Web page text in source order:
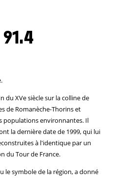
du XVe siècle sur la colline de
de Romanèche-Thorins et
populations environnantes. Il
la dernière date de 1999, qui lui
à l'identique par un
du Tour de France.
le symbole de la région, a donné